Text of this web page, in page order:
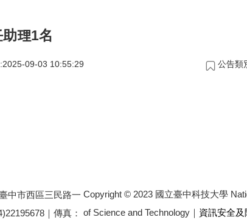
理1名
09-03 10:55:29 公告類
中市西區三民路一
｜傳真：
Copyright © 2023 國立臺中科技大學
of Science and Technology｜ 資訊安全